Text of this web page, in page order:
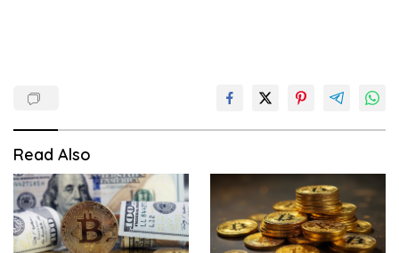
Read Also